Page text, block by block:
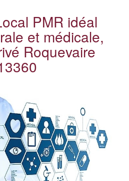
PMR idéal
et médicale,
Roquevaire